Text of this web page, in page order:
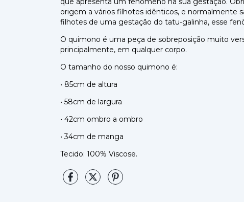
origem a vários filhotes idênticos, e normalmente
filhotes de uma gestação do tatu-galinha, esse
O quimono é uma peça de sobreposição muito
principalmente, em qualquer corpo.
O tamanho do nosso quimono é:
• 85cm de altura
• 58cm de largura
• 42cm ombro a ombro
• 34cm de manga
Tecido: 100% Viscose.